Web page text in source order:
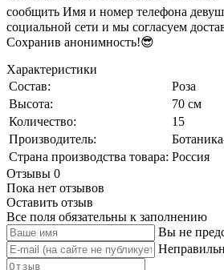
сообщить Имя и номер телефона
социальной сети и мы согласуем
Сохранив анонимность!😎⠀
Характеристики
Состав:
Роза
Высота:
70 см
Количество:
15
Производитель:
Страна производства товара: Россия
Отзывы 0
Пока нет отзывов
Оставить отзыв
Все поля обязательны к заполнению
Вы не